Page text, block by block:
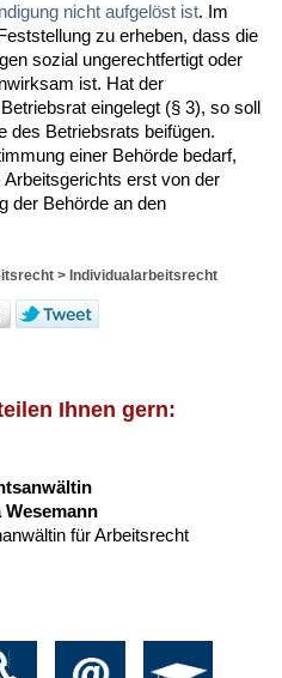
nicht aufgelöst ist. Im
zu erheben, dass die
sozial ungerechtfertigt oder
ist. Hat der
eingelegt (§ 3), so soll
des Betriebsrats beifügen.
einer Behörde bedarf,
erst von der
der Behörde an den
> Individualarbeitsrecht
Ihnen gern:
Wesemann
für Arbeitsrecht